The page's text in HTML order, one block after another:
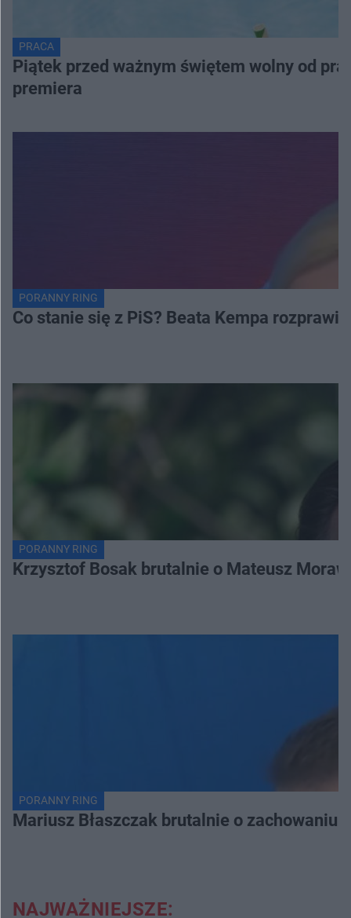
PRACA
Piątek przed ważnym świętem wolny od
premiera
PORANNY RING
Co stanie się z PiS? Beata Kempa
PORANNY RING
Krzysztof Bosak brutalnie o Mateusz
PORANNY RING
Mariusz Błaszczak brutalnie o zachowaniu
NAJWAŻNIEJSZE: